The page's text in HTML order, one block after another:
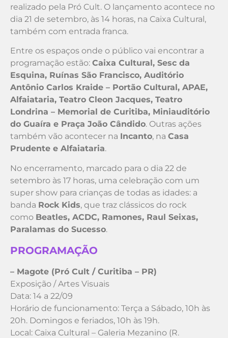
realizado pela Pró Cult. O lançamento acontece no
dia 21 de setembro, às 14 horas, na Caixa Cultural,
também com entrada franca.
Entre os espaços onde o público vai encontrar a
programação estão: Caixa Cultural, Sesc da
Esquina, Ruínas São Francisco, Auditório
Antônio Carlos Kraide – Portão Cultural, APAE,
Alfaiataria, Teatro Cleon Jacques, Teatro
Londrina – Memorial de Curitiba, Miniauditório
do Guaíra e Praça João Cândido. Outras ações
também vão acontecer na Incanto, na Casa
Prudente e Alfaiataria.
No encerramento, marcado para o dia 22 de
setembro às 17 horas, uma celebração com um
super show para crianças de todas as idades: a
banda Rock Kids, que traz clássicos do rock
como Beatles, ACDC, Ramones, Raul Seixas,
Paralamas do Sucesso.
PROGRAMAÇÃO
– Magote (Pró Cult / Curitiba – PR)
Exposição / Artes Visuais
Data: 14 a 22/09
Horário de funcionamento: Terça a Sábado, 10h às
20h. Domingos e feriados, 10h às 19h.
Local: Caixa Cultural – Galeria Mezanino (R.